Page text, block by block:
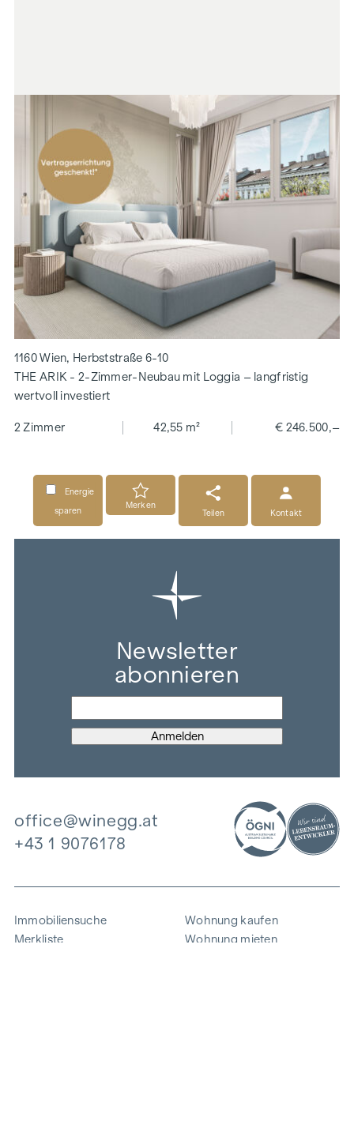
1160 Wien, Herbststraße 6-10
THE ARIK - 2-Zimmer-Neubau mit Loggia – langfristig
wertvoll investiert
2 Zimmer 42,55 m² € 246.500,–
Energie
sparen
Merken
Teilen
Kontakt
Newsletter
abonnieren
office@winegg.at
+43 1 9076178
Immobiliensuche
Merkliste
Wohnung kaufen
Wohnung mieten